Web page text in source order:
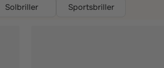
Solbriller Sportsbriller